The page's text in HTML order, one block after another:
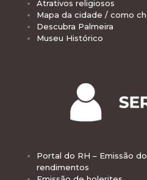
Atrativos religiosos
Mapa da cidade / como
Descubra Palmeira
Museu Histórico
Portal do RH – Emissão
rendimentos